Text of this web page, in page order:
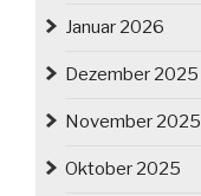
Januar 2026
Dezember 2025
November 2025
Oktober 2025